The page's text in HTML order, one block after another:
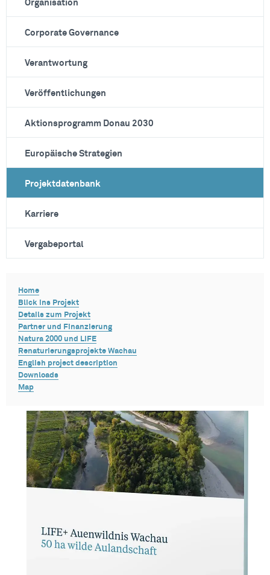
Organisation
Corporate Governance
Verantwortung
Veröffentlichungen
Aktionsprogramm Donau 2030
Europäische Strategien
Projektdatenbank
Karriere
Vergabeportal
Home
Blick ins Projekt
Details zum Projekt
Partner und Finanzierung
Natura 2000 und LIFE
Renaturierungsprojekte Wachau
English project description
Downloads
Map